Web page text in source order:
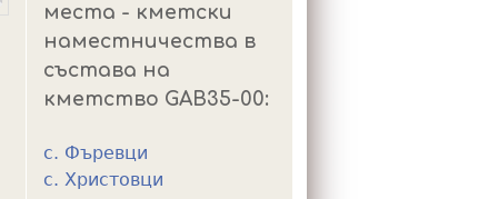
места - кметски
наместничества в
състава на
кметство GAB35-00:
с. Фъревци
с. Христовци